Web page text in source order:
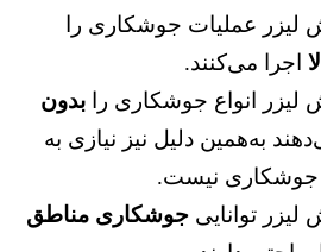
عملیات جوشکاری را
اجرا می‌کنند.
انواع جوشکاری را
بدون
به‌همین دلیل نیز نیازی به
جوشکاری نیست.
توانایی جوشکاری مناطق